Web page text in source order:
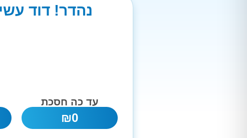
נהדר! דוד
עד כה חסכת
0
₪